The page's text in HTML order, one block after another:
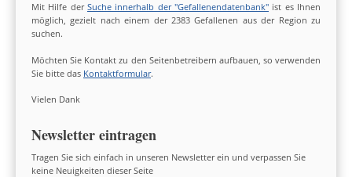
Mit Hilfe der Suche innerhalb der "Gefallenendatenbank" ist es Ihnen
möglich, gezielt nach einem der 2383 Gefallenen aus der Region zu
suchen.
Möchten Sie Kontakt zu den Seitenbetreibern aufbauen, so verwenden
Sie bitte das Kontaktformular.
Vielen Dank
Newsletter eintragen
Tragen Sie sich einfach in unseren Newsletter ein und verpassen Sie
keine Neuigkeiten dieser Seite